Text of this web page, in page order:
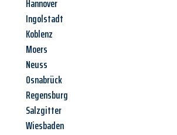
Hannover
Ingolstadt
Koblenz
Moers
Neuss
Osnabrück
Regensburg
Salzgitter
Wiesbaden